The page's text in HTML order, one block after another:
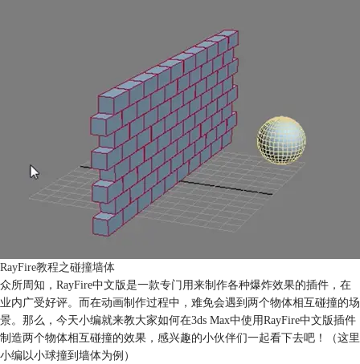
RayFire教程之碰撞墙体
众所周知，RayFire中文版是一款专门用来制作各种爆炸效果的插件，在
业内广受好评。而在动画制作过程中，难免会遇到两个物体相互碰撞的场
景。那么，今天小编就来教大家如何在3ds Max中使用RayFire中文版插件
制造两个物体相互碰撞的效果，感兴趣的小伙伴们一起看下去吧！（这里
小编以小球撞到墙体为例）